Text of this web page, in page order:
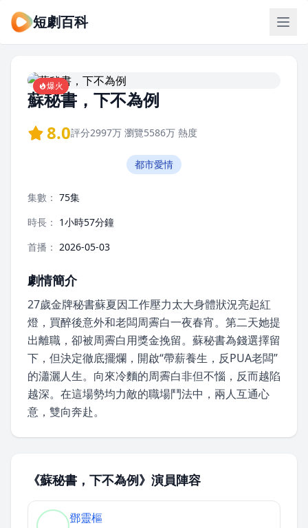
短劇百科
爆火
蘇秘書，下不為例
8.0評分2997万 瀏覽5586万 熱度
都市愛情
集數： 75集
時長： 1小時57分鐘
首播： 2026-05-03
劇情簡介
27歲金牌秘書蘇夏因工作壓力太大身體狀況亮起紅
燈，買醉後意外和老闆周霽白一夜春宵。第二天她提
出離職，卻被周霽白用獎金挽留。蘇秘書為錢選擇留
下，但決定徹底擺爛，開啟“帶薪養生，反PUA老闆”
的瀟灑人生。向來冷麵的周霽白非但不惱，反而越陷
越深。在這場勢均力敵的職場鬥法中，兩人互通心
意，雙向奔赴。
《蘇秘書，下不為例》演員陣容
鄧靈樞